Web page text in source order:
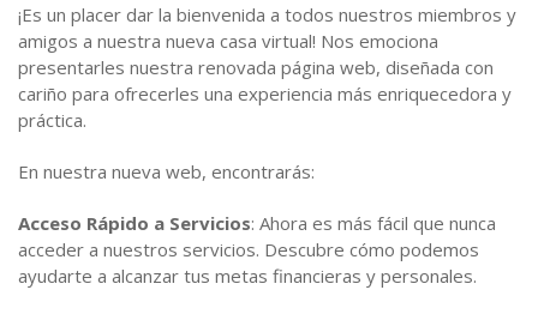
¡Es un placer dar la bienvenida a todos nuestros miembros y
amigos a nuestra nueva casa virtual! Nos emociona
presentarles nuestra renovada página web, diseñada con
cariño para ofrecerles una experiencia más enriquecedora y
práctica.
En nuestra nueva web, encontrarás:
Acceso Rápido a Servicios: Ahora es más fácil que nunca
acceder a nuestros servicios. Descubre cómo podemos
ayudarte a alcanzar tus metas financieras y personales.